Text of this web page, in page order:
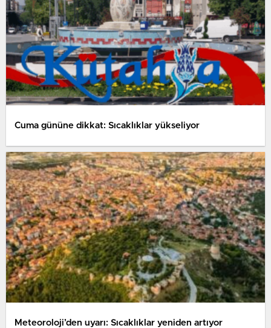
Cuma gününe dikkat: Sıcaklıklar yükseliyor
Meteoroloji’den uyarı: Sıcaklıklar yeniden artıyor